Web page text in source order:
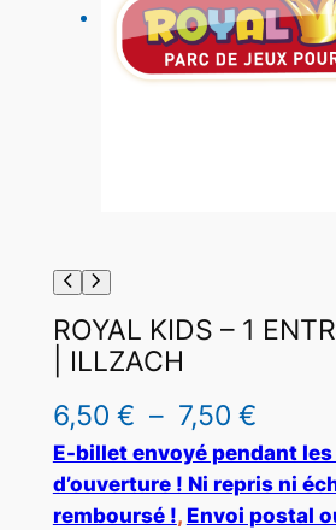
ROYAL KIDS – 1
| ILLZACH
6,50 € – 7,50 €P
l
a
E-billet envoyé pendant
d’ouverture ! Ni repris ni
remboursé !, Envoi postal